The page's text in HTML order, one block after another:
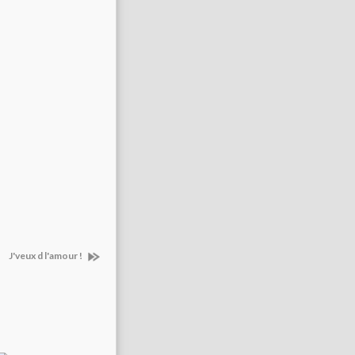
J'veux d l'amour !